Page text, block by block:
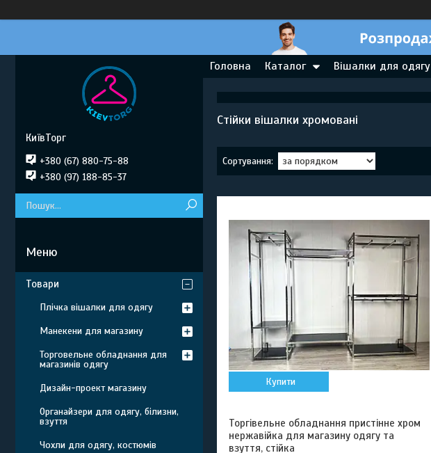
Головна Каталог Вішалки для одягу
Стійки вішалки хромовані
Купити
Торгівельне обладнання пристінне хром
нержавійка для магазину одягу та
взуття, стійка
КиївТорг
+380 (67) 880-75-88
+380 (97) 188-85-37
Товари
Плічка вішалки для одягу
Манекени для магазину
Торговельне обладнання для
магазинів одягу
Дизайн-проект магазину
Органайзери для одягу, білизни,
взуття
Чохли для одягу, костюмів